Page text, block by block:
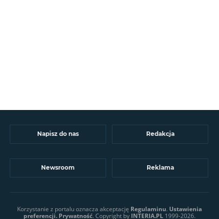
Napisz do nas Redakcja
Newsroom Reklama
Korzystanie z portalu oznacza akceptację Regulaminu. Ustawienia
preferencji. Prywatność. Copyright by INTERIA.PL 1999-2026.